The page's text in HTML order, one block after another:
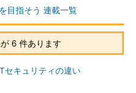
目指そう 連載一覧
6 件あります
セキュリティの違い